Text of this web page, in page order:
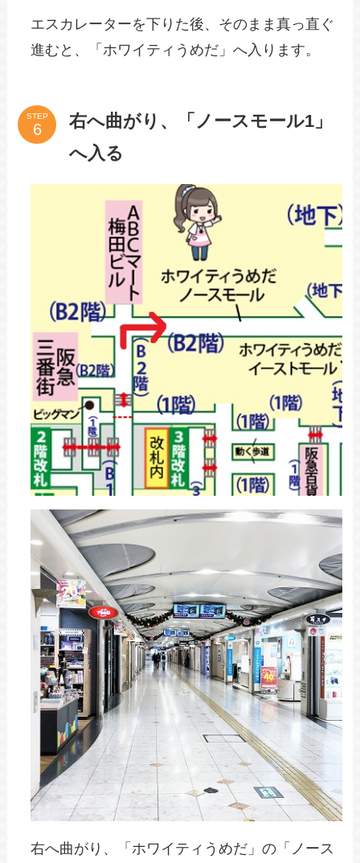
エスカレーターを下りた後、そのまま真っ直ぐ
進むと、「ホワイティうめだ」へ入ります。
STEP
右へ曲がり、「ノースモール1」
へ入る
右へ曲がり、「ホワイティうめだ」の「ノース